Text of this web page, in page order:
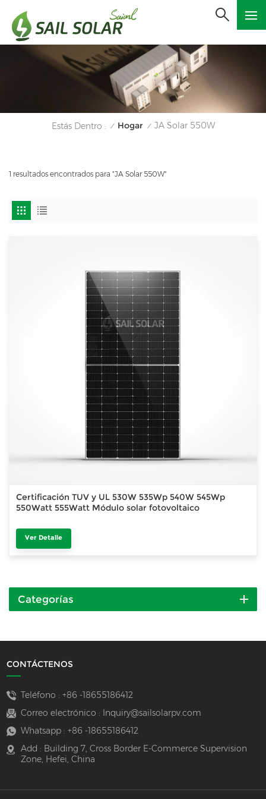
Estás Dentro : / Hogar / JA Solar 550W
1 resultados encontrados para "JA Solar 550W"
Certificación TUV y UL 530W 535Wp 540W 545Wp
550Watt 555Watt Módulo solar fotovoltaico
Ver Detalle
Categorías
CONTÁCTENOS
Teléfono : +86 -18655186412
Correo electrónico :
Inquiry@sailsolarpv.com
Whatsapp : +86 -18655186412
Add : Building 7, Cross Border E-Commerce Supervision
Zone, Hefei, China